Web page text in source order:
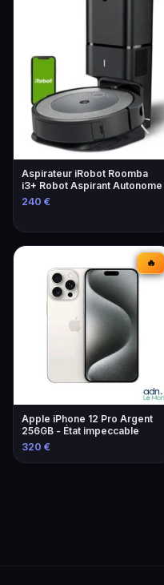
Aspirateur iRobot Roomba
i3+ Robot Aspirant Autonome
240 €
🔥
Apple iPhone 12 Pro Argent
256GB - État impeccable
320 €